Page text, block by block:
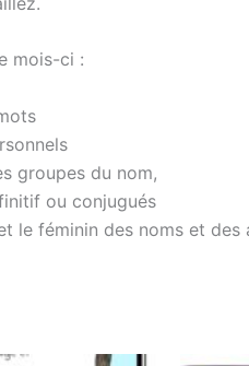
mois-ci :
groupes du nom,
ou conjugués
le féminin des noms et des